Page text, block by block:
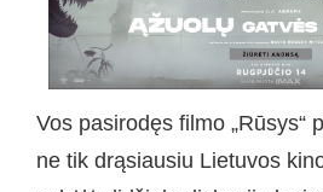
Vos pasirodęs filmo „Rūsys“
ne tik drąsiausiu Lietuvos